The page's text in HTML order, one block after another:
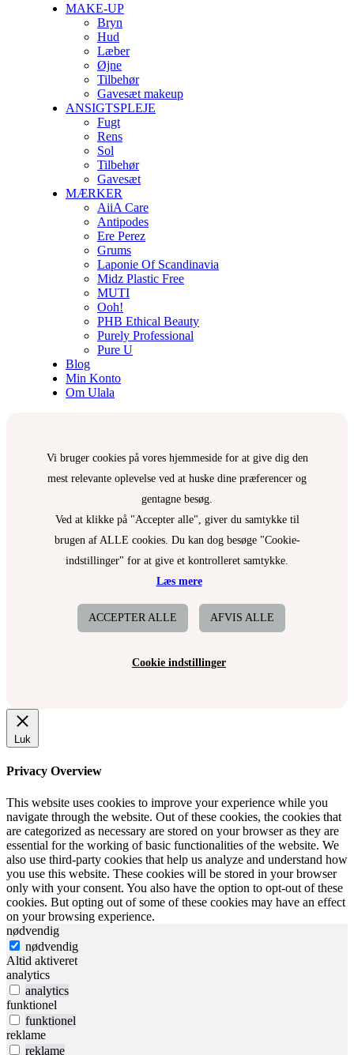
Close
MAKE-UP
Bryn
Hud
Læber
Øjne
Tilbehør
Gavesæt makeup
ANSIGTSPLEJE
Fugt
Rens
Sol
Tilbehør
Gavesæt
MÆRKER
AiiA Care
Antipodes
Ere Perez
Grums
Laponie Of Scandinavia
Midz Plastic Free
MUTI
Ooh!
PHB Ethical Beauty
Purely Professional
Pure U
Blog
Min Konto
Om Ulala
Vi bruger cookies på vores hjemmeside for at give dig den
mest relevante oplevelse ved at huske dine præferencer og
gentagne besøg.
Ved at klikke på "Accepter alle", giver du samtykke til
brugen af ALLE cookies. Du kan dog besøge "Cookie-
indstillinger" for at give et kontrolleret samtykke.
Læs mere
ACCEPTER ALLE AFVIS ALLE
Cookie indstillinger
Luk
Privacy Overview
This website uses cookies to improve your experience while you
navigate through the website. Out of these cookies, the cookies that
are categorized as necessary are stored on your browser as they are
essential for the working of basic functionalities of the website. We
also use third-party cookies that help us analyze and understand how
you use this website. These cookies will be stored in your browser
only with your consent. You also have the option to opt-out of these
cookies. But opting out of some of these cookies may have an effect
on your browsing experience.
nødvendig
nødvendig
Altid aktiveret
analytics
analytics
funktionel
funktionel
reklame
reklame